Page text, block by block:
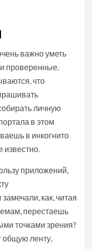
важно уметь
проверенные.
что
личную
в этом
в инкогнито
известно.
приложений,
как, читая
перестаешь
точками зрения?
ленту,